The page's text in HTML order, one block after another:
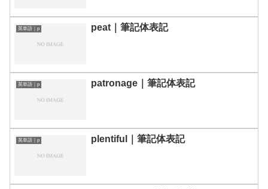
英単語｜p peat｜筆記体表記
英単語｜p patronage｜筆記体表記
英単語｜p plentiful｜筆記体表記